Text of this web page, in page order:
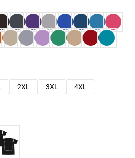
2XL 3XL
4XL